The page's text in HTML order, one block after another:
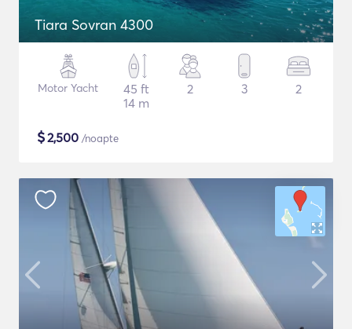
Tiara Sovran 4300
Motor Yacht
45 ft
14 m
2 3 2
$2,500 /noapte